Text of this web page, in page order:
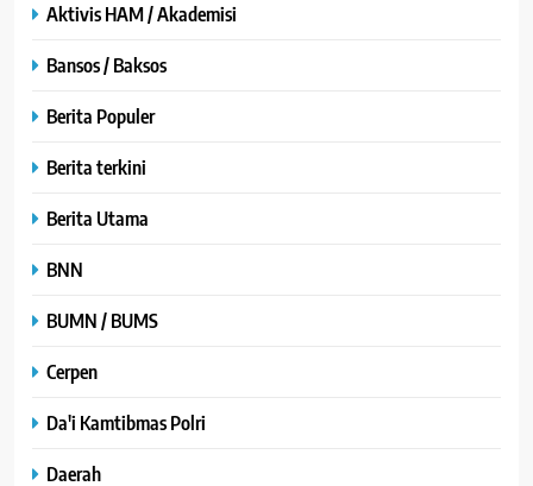
Aktivis HAM / Akademisi
Bansos / Baksos
Berita Populer
Berita terkini
Berita Utama
BNN
BUMN / BUMS
Cerpen
Da'i Kamtibmas Polri
Daerah